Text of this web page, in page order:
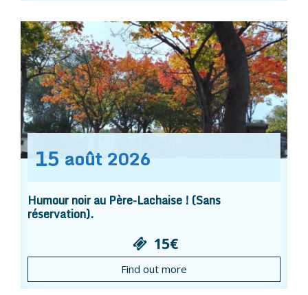
15 août 2026
Humour noir au Père-Lachaise ! (Sans
réservation).
15€
Find out more